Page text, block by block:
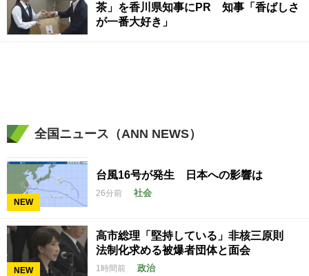
茶」を香川県知事にPR 知事「香ばしさ
が一番大好き」
全国ニュース（ANN NEWS）
NEW
台風16号が発生 日本への影響は
26分前 社会
NEW
高市総理「堅持している」非核三原則
法制化求める被爆者団体と面会
1時間前 政治